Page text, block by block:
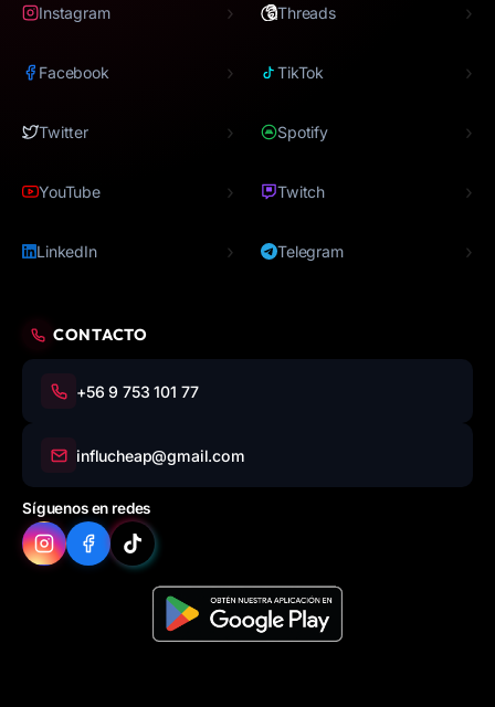
Instagram › Threads ›
Facebook › TikTok ›
Twitter › Spotify ›
YouTube › Twitch ›
LinkedIn › Telegram ›
CONTACTO
+56 9 753 101 77
influcheap@gmail.com
Síguenos en redes